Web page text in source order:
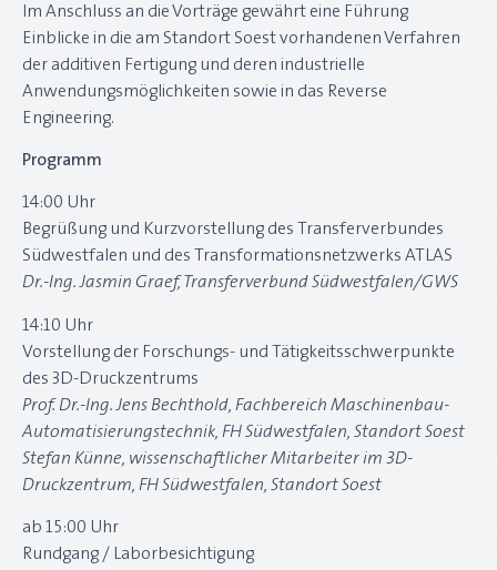
Im Anschluss an die Vorträge gewährt eine Führung
Einblicke in die am Standort Soest vorhandenen Verfahren
der additiven Fertigung und deren industrielle
Anwendungsmöglichkeiten sowie in das Reverse
Engineering.
Programm
14:00 Uhr
Begrüßung und Kurzvorstellung des Transferverbundes
Südwestfalen und des Transformationsnetzwerks ATLAS
Dr.-Ing. Jasmin Graef, Transferverbund Südwestfalen/GWS
14:10 Uhr
Vorstellung der Forschungs- und Tätigkeitsschwerpunkte
des 3D-Druckzentrums
Prof. Dr.-Ing. Jens Bechthold, Fachbereich Maschinenbau-
Automatisierungstechnik, FH Südwestfalen, Standort Soest
Stefan Künne, wissenschaftlicher Mitarbeiter im 3D-
Druckzentrum, FH Südwestfalen, Standort Soest
ab 15:00 Uhr
Rundgang / Laborbesichtigung